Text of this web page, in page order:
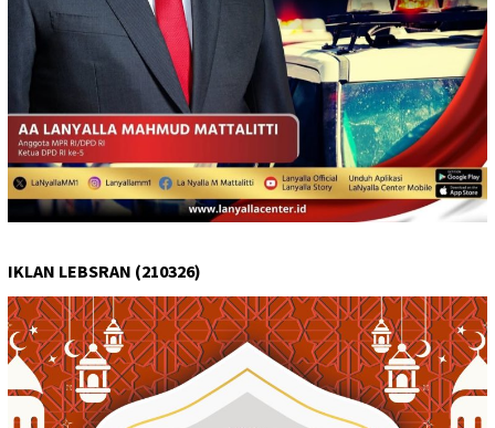
IKLAN LEBSRAN (210326)